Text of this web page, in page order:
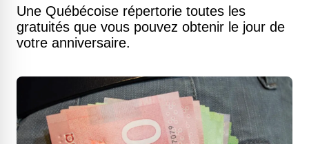
Une Québécoise répertorie toutes les
gratuités que vous pouvez obtenir le jour de
votre anniversaire.